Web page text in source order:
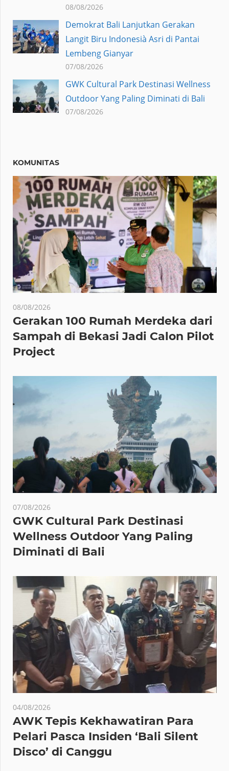
08/08/2026
Demokrat Bali Lanjutkan Gerakan
Langit Biru Indonesià Asri di Pantai
Lembeng Gianyar
07/08/2026
GWK Cultural Park Destinasi Wellness
Outdoor Yang Paling Diminati di Bali
07/08/2026
KOMUNITAS
08/08/2026
Gerakan 100 Rumah Merdeka dari
Sampah di Bekasi Jadi Calon Pilot
Project
07/08/2026
GWK Cultural Park Destinasi
Wellness Outdoor Yang Paling
Diminati di Bali
04/08/2026
AWK Tepis Kekhawatiran Para
Pelari Pasca Insiden ‘Bali Silent
Disco’ di Canggu